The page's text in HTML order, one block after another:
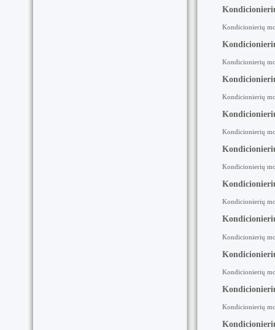
Kondicionierių
Kondicionierių
Kondicionierių
Kondicionierių
Kondicionierių
Kondicionierių
Kondicionierių
Kondicionierių
Kondicionierių